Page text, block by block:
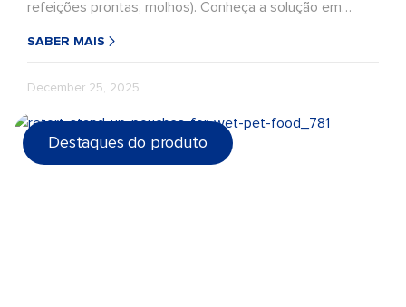
refeições prontas, molhos). Conheça a solução em
SABER MAIS
December 25, 2025
Destaques do produto